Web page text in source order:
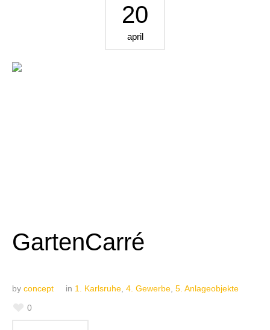
20
april
GartenCarré
by concept in 1. Karlsruhe 4. Gewerbe 5. Anlageobjekte
0